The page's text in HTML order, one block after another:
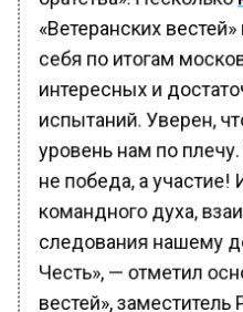
«Ветеранских
себя по итогам
испытаний. Уверен,
уровень нам по
не победа, а участие!
следования нашему
Честь», — отметил
вестей», заместитель